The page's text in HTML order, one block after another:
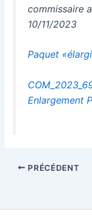
commissaire
10/11/2023
Paquet
Enlargement
PRÉCÉDENT